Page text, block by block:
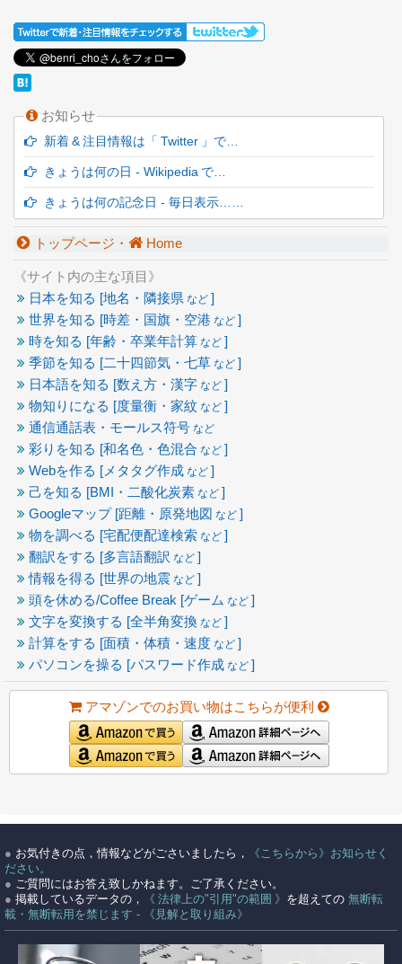
お知らせ
新着 & 注目情報は「 Twitter 」で…
きょうは何の日 - Wikipedia で…
きょうは何の記念日 - 毎日表示……
トップページ・ Home
《サイト内の主な項目》
日本を知る [地名・隣接県 など ]
世界を知る [時差・国旗・空港 など ]
時を知る [年齢・卒業年計算 など ]
季節を知る [二十四節気・七草 など ]
日本語を知る [数え方・漢字 など ]
物知りになる [度量衡・家紋 など ]
通信通話表・モールス符号 など
彩りを知る [和名色・色混合 など ]
Webを作る [メタタグ作成 など ]
己を知る [BMI・二酸化炭素 など ]
Googleマップ [距離・原発地図 など ]
物を調べる [宅配便配達検索 など ]
翻訳をする [多言語翻訳 など ]
情報を得る [世界の地震 など ]
頭を休める/Coffee Break [ゲーム など ]
文字を変換する [全半角変換 など ]
計算をする [面積・体積・速度 など ]
パソコンを操る [パスワード作成 など ]
アマゾンでのお買い物はこちらが便利
● お気付きの点，情報などがごさいましたら，
《こちらから》お知らせく
ださい。
● ご質問にはお答え致しかねます。ご了承ください。
● 掲載しているデータの， 《 法律上の"引用"の範囲 》 を超えての 無断転
載・無断転用を禁じます - 《見解と取り組み》